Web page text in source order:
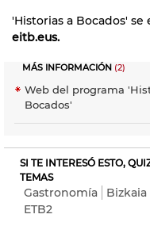
'Historias a Bocados' se
eitb.eus.
MÁS INFORMACIÓN (2)
Web del programa
Bocados'
SI TE INTERESÓ ESTO,
TEMAS
Gastronomía Bizkaia
ETB2